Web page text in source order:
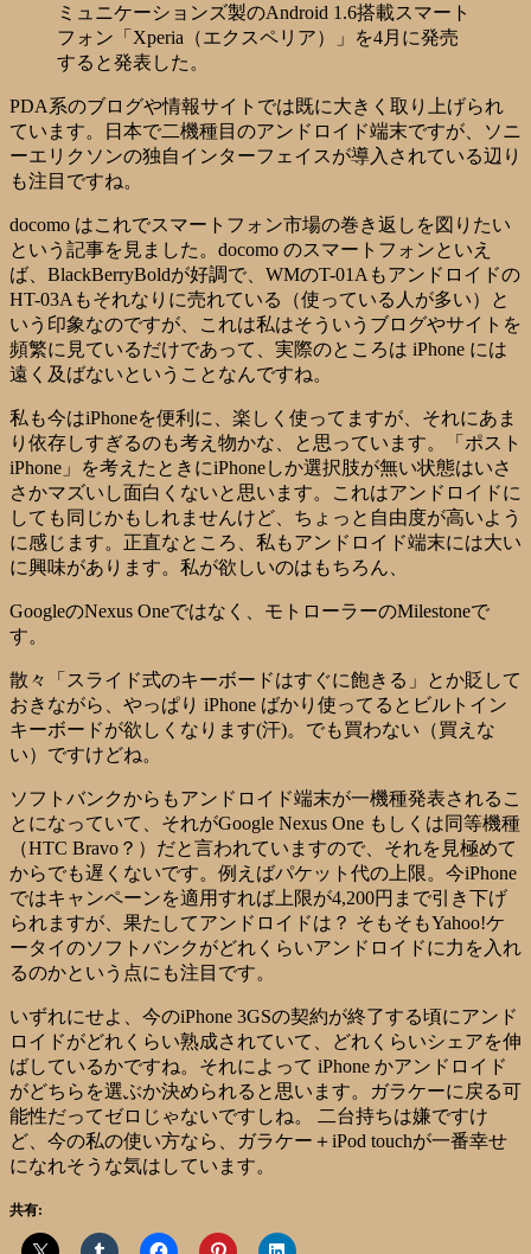
ミュニケーションズ製のAndroid 1.6搭載スマート
フォン「Xperia（エクスペリア）」を4月に発売
すると発表した。
PDA系のブログや情報サイトでは既に大きく取り上げられ
ています。日本で二機種目のアンドロイド端末ですが、ソニ
ーエリクソンの独自インターフェイスが導入されている辺り
も注目ですね。
docomo はこれでスマートフォン市場の巻き返しを図りたい
という記事を見ました。docomo のスマートフォンといえ
ば、BlackBerryBoldが好調で、WMのT-01Aもアンドロイドの
HT-03Aもそれなりに売れている（使っている人が多い）と
いう印象なのですが、これは私はそういうブログやサイトを
頻繁に見ているだけであって、実際のところは iPhone には
遠く及ばないということなんですね。
私も今はiPhoneを便利に、楽しく使ってますが、それにあま
り依存しすぎるのも考え物かな、と思っています。「ポスト
iPhone」を考えたときにiPhoneしか選択肢が無い状態はいさ
さかマズいし面白くないと思います。これはアンドロイドに
しても同じかもしれませんけど、ちょっと自由度が高いよう
に感じます。正直なところ、私もアンドロイド端末には大い
に興味があります。私が欲しいのはもちろん、
GoogleのNexus Oneではなく、モトローラーのMilestoneで
す。
散々「スライド式のキーボードはすぐに飽きる」とか貶して
おきながら、やっぱり iPhone ばかり使ってるとビルトイン
キーボードが欲しくなります(汗)。でも買わない（買えな
い）ですけどね。
ソフトバンクからもアンドロイド端末が一機種発表されるこ
とになっていて、それがGoogle Nexus One もしくは同等機種
（HTC Bravo？）だと言われていますので、それを見極めて
からでも遅くないです。例えばパケット代の上限。今iPhone
ではキャンペーンを適用すれば上限が4,200円まで引き下げ
られますが、果たしてアンドロイドは？ そもそもYahoo!ケ
ータイのソフトバンクがどれくらいアンドロイドに力を入れ
るのかという点にも注目です。
いずれにせよ、今のiPhone 3GSの契約が終了する頃にアンド
ロイドがどれくらい熟成されていて、どれくらいシェアを伸
ばしているかですね。それによって iPhone かアンドロイド
がどちらを選ぶか決められると思います。ガラケーに戻る可
能性だってゼロじゃないですしね。 二台持ちは嫌ですけ
ど、今の私の使い方なら、ガラケー＋iPod touchが一番幸せ
になれそうな気はしています。
共有: